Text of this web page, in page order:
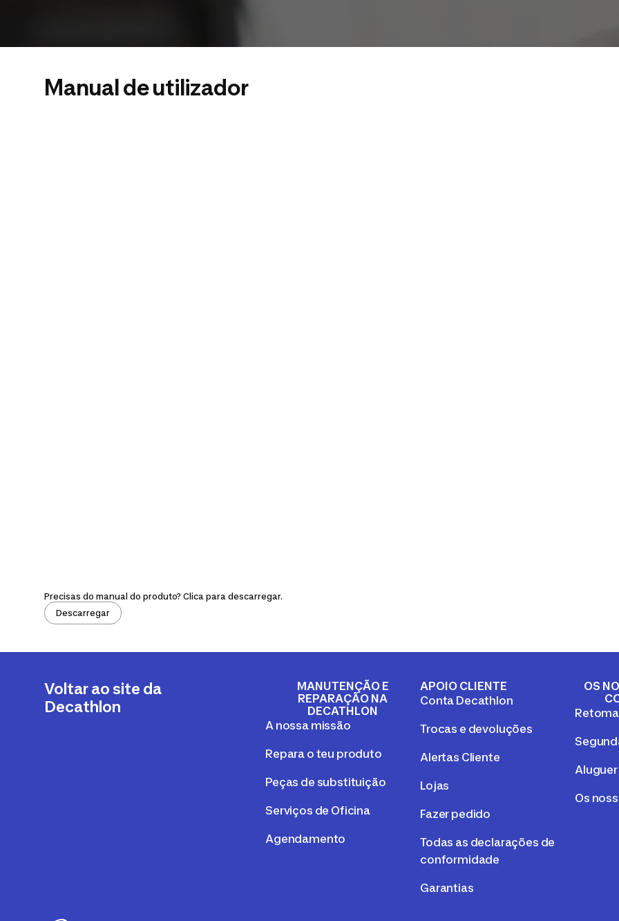
Manual de utilizador
Precisas do manual do produto? Clica para descarregar.
Descarregar
Voltar ao site da
Decathlon
MANUTENÇÃO E
REPARAÇÃO NA
DECATHLON
A nossa missão
Repara o teu produto
Peças de substituição
Serviços de Oficina
Agendamento
APOIO CLIENTE
Conta Decathlon
Trocas e devoluções
Alertas Cliente
Lojas
Fazer pedido
Todas as declarações de
conformidade
Garantias
OS
Retoma
Aluguer
Os